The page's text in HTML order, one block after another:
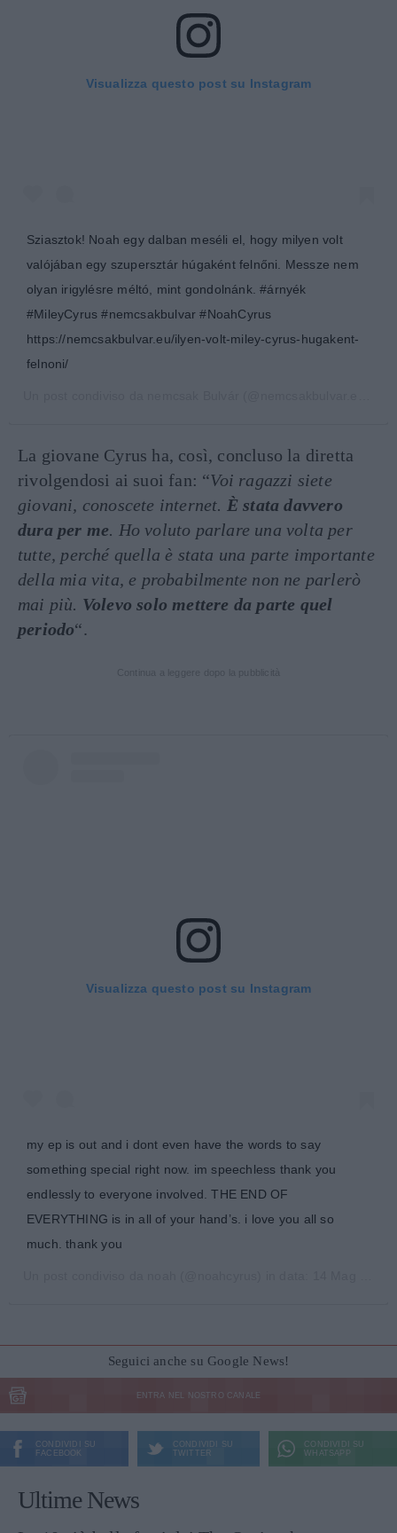
Visualizza questo post su Instagram
Sziasztok! Noah egy dalban meséli el, hogy milyen volt
valójában egy szupersztár húgaként felnőni. Messze nem
olyan irigylésre méltó, mint gondolnánk. #árnyék
#MileyCyrus #nemcsakbulvar #NoahCyrus
https://nemcsakbulvar.eu/ilyen-volt-miley-cyrus-hugakent-
felnoni/
La giovane Cyrus ha, così, concluso la diretta
rivolgendosi ai suoi fan: “Voi ragazzi siete
giovani, conoscete internet. È stata davvero
dura per me. Ho voluto parlare una volta per
tutte, perché quella è stata una parte importante
della mia vita, e probabilmente non ne parlerò
mai più. Volevo solo mettere da parte quel
periodo“.
Visualizza questo post su Instagram
my ep is out and i dont even have the words to say
something special right now. im speechless thank you
endlessly to everyone involved. THE END OF
EVERYTHING is in all of your hand’s. i love you all so
much. thank you
Seguici anche su Google News!
ENTRA NEL NOSTRO CANALE
CONDIVIDI SU
FACEBOOK
CONDIVIDI SU
TWITTER
CONDIVIDI SU
WHATSAPP
Ultime News